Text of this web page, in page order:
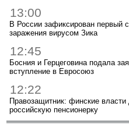
13:00
В России зафиксирован первый
заражения вирусом Зика
12:45
Босния и Герцеговина подала
вступление в Евросоюз
12:22
Правозащитник: финские власти
российскую пенсионерку